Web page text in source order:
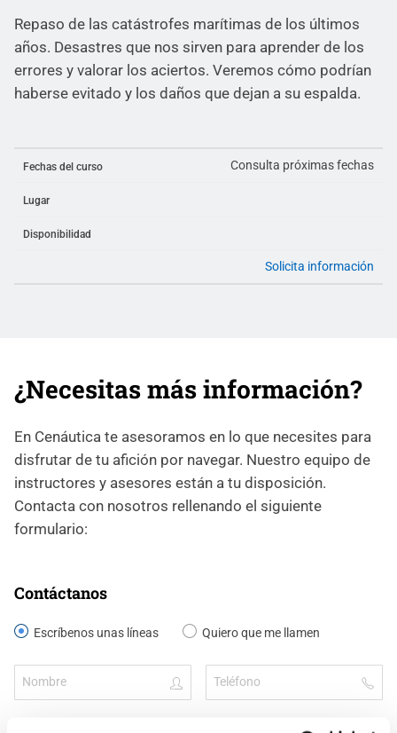
Repaso de las catástrofes marítimas de los últimos
años. Desastres que nos sirven para aprender de los
errores y valorar los aciertos. Veremos cómo podrían
haberse evitado y los daños que dejan a su espalda.
Fechas del curso Consulta próximas fechas
Lugar
Disponibilidad
Solicita información
¿Necesitas más información?
En Cenáutica te asesoramos en lo que necesites para
disfrutar de tu afición por navegar. Nuestro equipo de
instructores y asesores están a tu disposición.
Contacta con nosotros rellenando el siguiente
formulario:
Contáctanos
Escríbenos unas líneas Quiero que me llamen